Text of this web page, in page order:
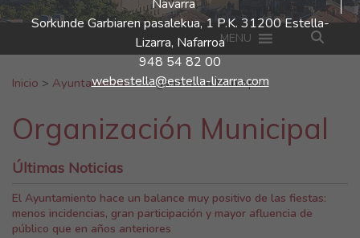
Navarra
Sorkunde Garbiaren pasalekua, 1 P.K. 31200 Estella-
Lizarra, Nafarroa
948 54 82 00
webestella@estella-lizarra.com
MENU
Buscar:
Inicio > Ayuntamiento>Organización Municipal
Organización Municipal
Últimas Noticias
El Ayuntamiento hace un balance muy positivo de las fiestas:
menos incidencias, gran participación y mayor afluencia de
público que en años anteriores